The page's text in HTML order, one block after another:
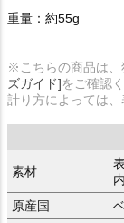
重量：約55g
※こちらの商品は、
ズガイド]をご確認
計り方によっては、
素材
原産国